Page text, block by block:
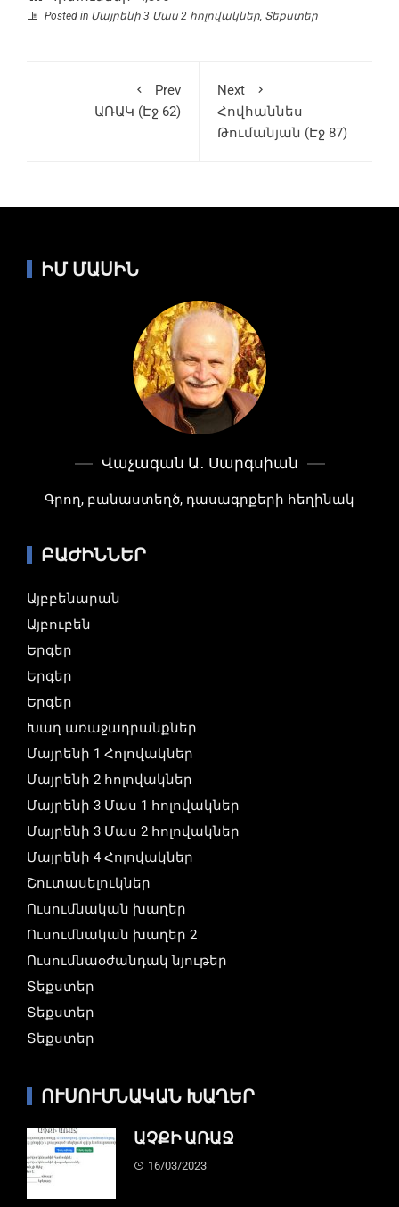
Posted in Մայրենի 3 Մաս 2 հոլովակներ, Տեքստեր
Prev
ԱՌԱԿ (Էջ 62)
Next
Հովհաննես
Թումանյան (Էջ 87)
ԻՄ ՄԱՍԻՆ
Վաչագան Ա․ Սարգսիան
Գրող, բանաստեղծ, դասագրքերի հեղինակ
ԲԱԺԻՆՆԵՐ
Այբբենարան
Այբուբեն
Երգեր
Երգեր
Երգեր
Խաղ առաջադրանքներ
Մայրենի 1 Հոլովակներ
Մայրենի 2 հոլովակներ
Մայրենի 3 Մաս 1 հոլովակներ
Մայրենի 3 Մաս 2 հոլովակներ
Մայրենի 4 Հոլովակներ
Շուտասելուկներ
Ուսումնական խաղեր
Ուսումնական խաղեր 2
Ուսումնաօժանդակ նյութեր
Տեքստեր
Տեքստեր
Տեքստեր
ՈՒՍՈՒՄՆԱԿԱՆ ԽԱՂԵՐ
ԱՉՔԻ ԱՌԱՋ
16/03/2023